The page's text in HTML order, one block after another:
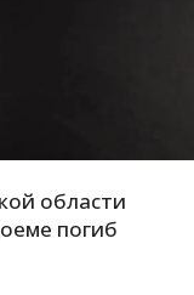
области
погиб